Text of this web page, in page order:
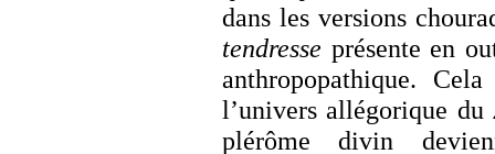
dans les versions
tendresse présente en
anthropopathique.
l’univers allégorique du
plérôme divin